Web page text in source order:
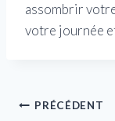
assombrir
votre journée
PRÉCÉDENT